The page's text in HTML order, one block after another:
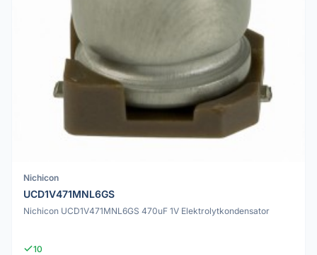
Nichicon
UCD1V471MNL6GS
Nichicon UCD1V471MNL6GS 470uF 1V Elektrolytkondensator
10